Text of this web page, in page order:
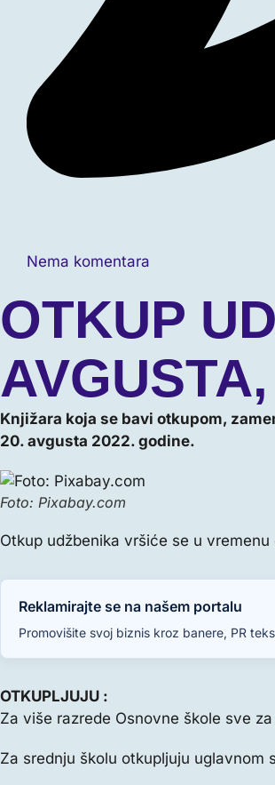
Nema komentara
OTKUP
Knjižara koja se bavi otkupom,
20. avgusta 2022. godine.
Foto: Pixabay.com
Otkup udžbenika vršiće se u
Reklamirajte se na našem portalu
Promovišite svoj biznis kroz banere, PR
OTKUPLJUJU :
Za više razrede Osnovne škole sve
Za srednju školu otkupljuju uglavnom